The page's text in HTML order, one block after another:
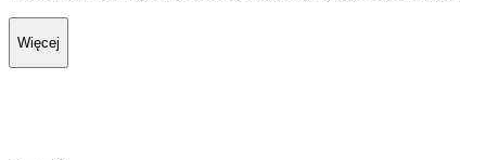
Więcej